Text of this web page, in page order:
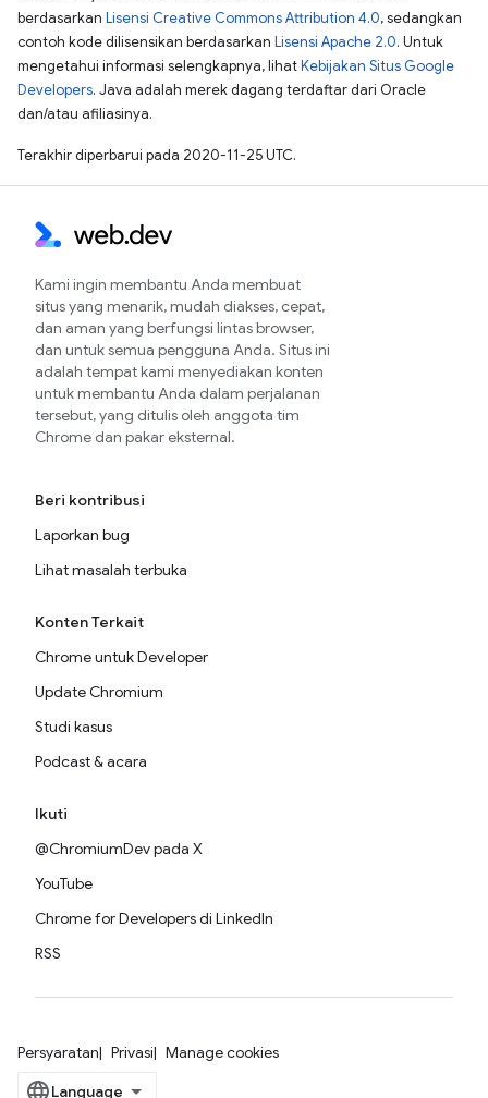
berdasarkan Lisensi Creative Commons Attribution 4.0, sedangkan
contoh kode dilisensikan berdasarkan Lisensi Apache 2.0. Untuk
mengetahui informasi selengkapnya, lihatKebijakan Situs Google
Developers. Java adalah merek dagang terdaftar dari Oracle
dan/atau afiliasinya.
Terakhir diperbarui pada 2020-11-25 UTC.
Kami ingin membantu Anda membuat
situs yang menarik, mudah diakses, cepat,
dan aman yang berfungsi lintas browser,
dan untuk semua pengguna Anda. Situs ini
adalah tempat kami menyediakan konten
untuk membantu Anda dalam perjalanan
tersebut, yang ditulis oleh anggota tim
Chrome dan pakar eksternal.
Beri kontribusi
Laporkan bug
Lihat masalah terbuka
Konten Terkait
Chrome untuk Developer
Update Chromium
Studi kasus
Podcast & acara
Ikuti
@ChromiumDev pada X
YouTube
Chrome for Developers di LinkedIn
RSS
Persyaratan Privasi Manage cookies